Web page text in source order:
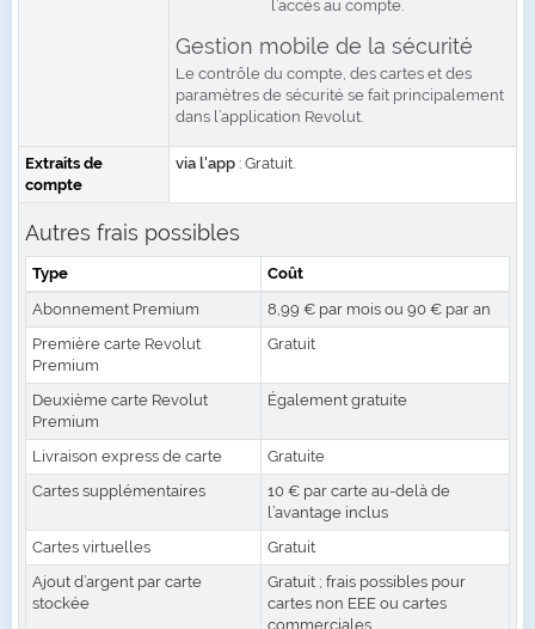
l’accès au compte.
Gestion mobile de la sécurité
Le contrôle du compte, des cartes et des
paramètres de sécurité se fait principalement
dans l’application Revolut.
Extraits de
compte
via l'app : Gratuit.
Autres frais possibles
Type
Coût
Abonnement Premium
8,99 € par mois ou 90 € par an
Première carte Revolut
Premium
Gratuit
Deuxième carte Revolut
Premium
Également gratuite
Livraison express de carte
Gratuite
Cartes supplémentaires
10 € par carte au-delà de
l’avantage inclus
Cartes virtuelles
Gratuit
Ajout d’argent par carte
stockée
Gratuit ; frais possibles pour
cartes non EEE ou cartes
commerciales